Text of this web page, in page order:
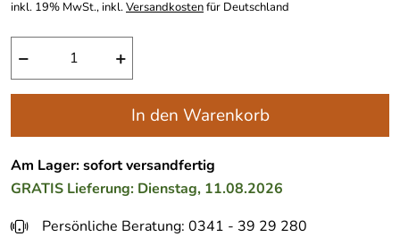
inkl. 19% MwSt., inkl.Versandkostenfür Deutschland
− +
In den Warenkorb
Am Lager: sofort versandfertig
GRATIS Lieferung: Dienstag, 11.08.2026
Persönliche Beratung: 0341 - 39 29 280